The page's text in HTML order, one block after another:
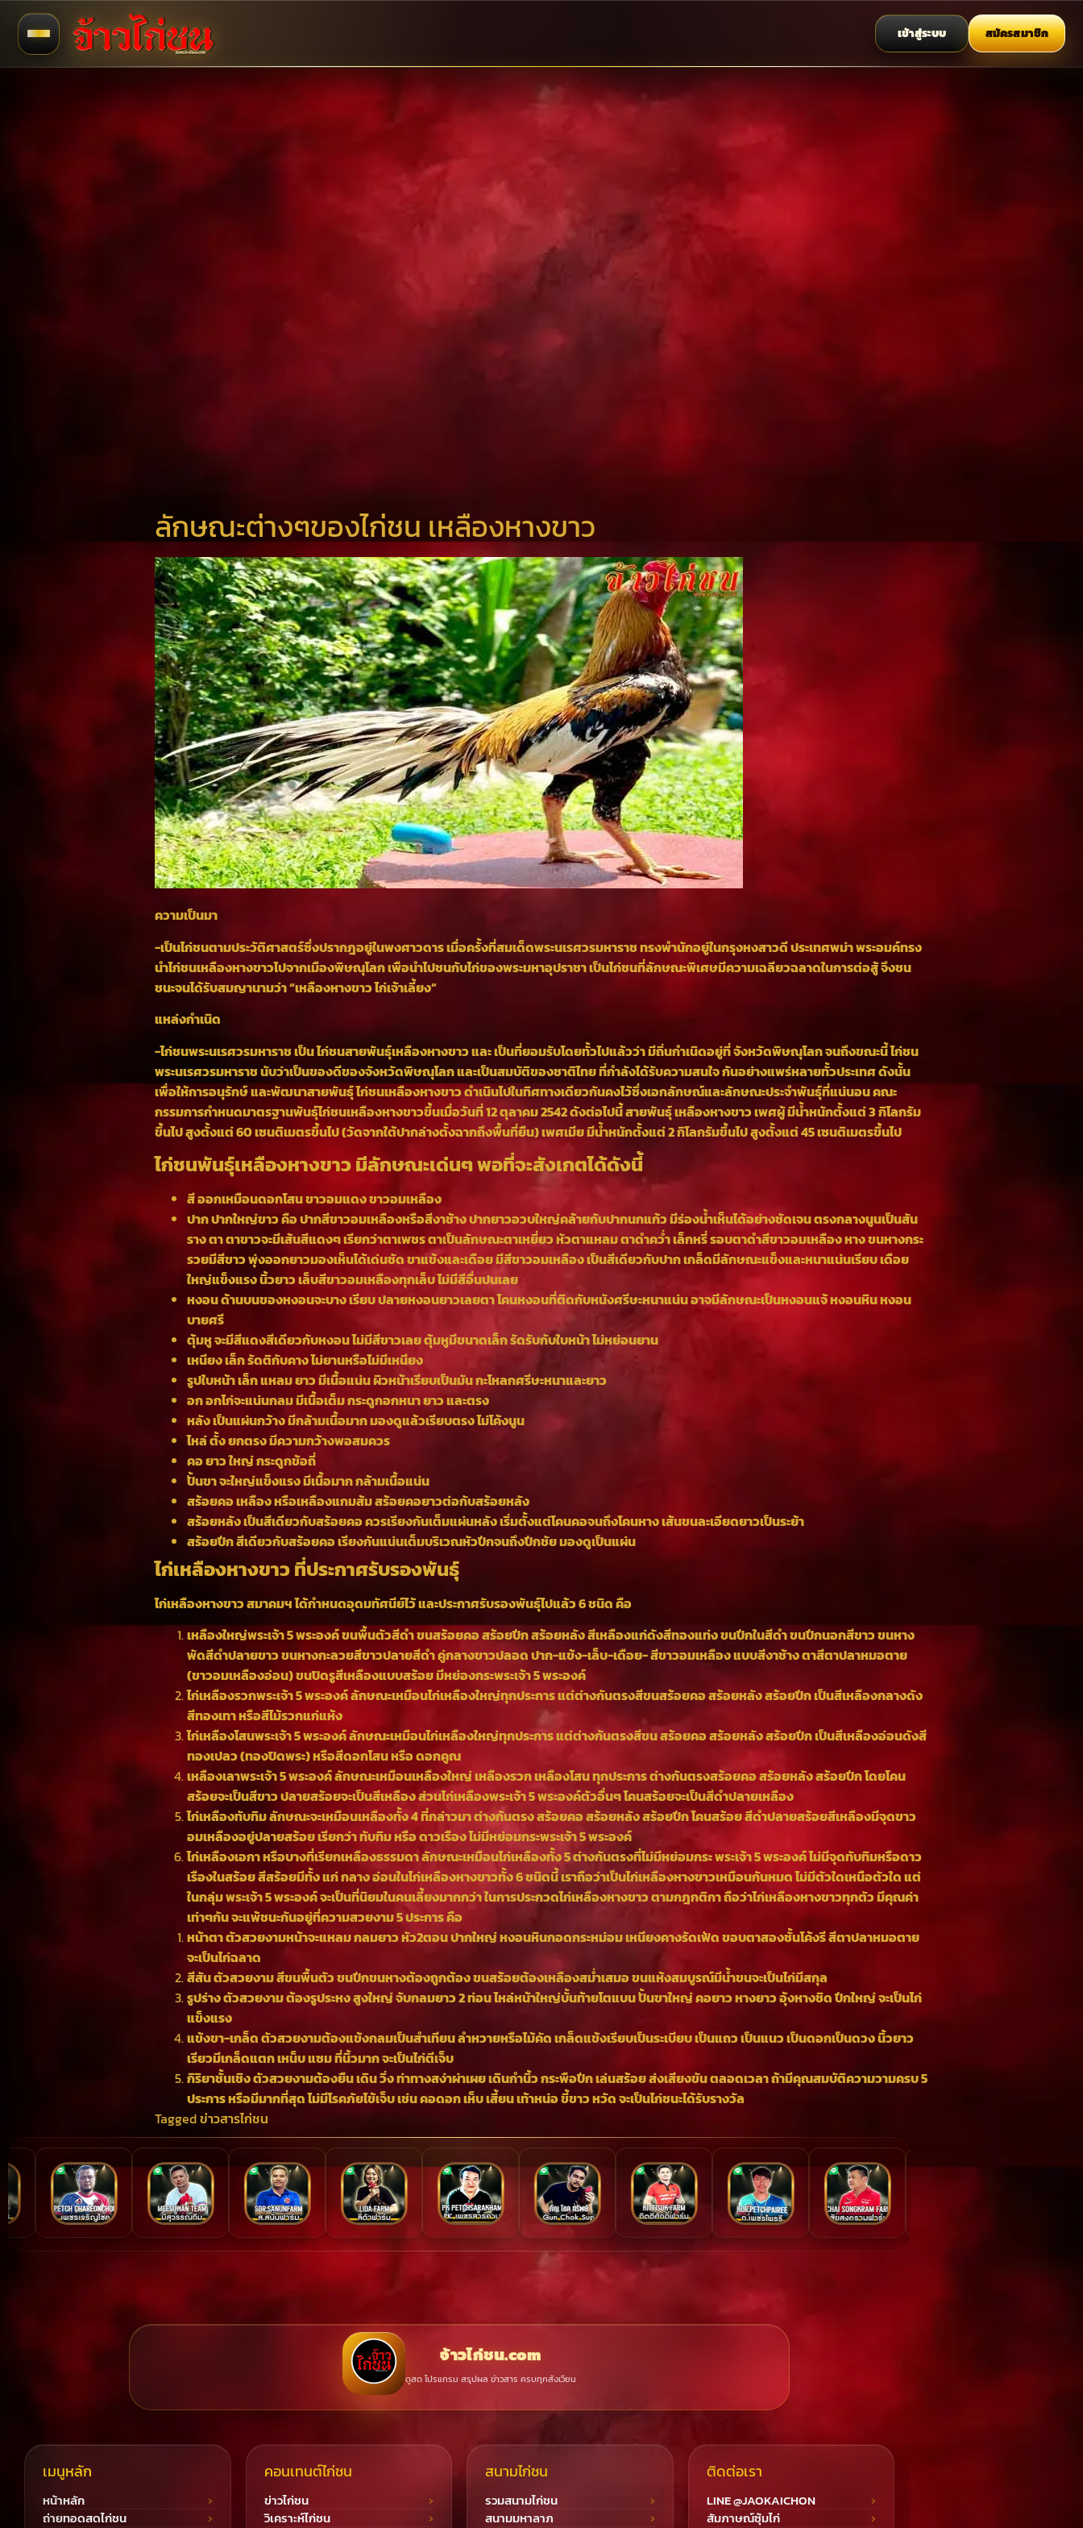
เข้าสู่ระบบ สมัครสมาชิก
ลักษณะต่างๆของไก่ชน เหลืองหางขาว
ความเป็นมา
-เป็นไก่ชนตามประวัติศาสตร์ซึ่งปรากฎอยู่ในพงศาวดาร เมื่อครั้งที่สมเด็ดพระนเรศวรมหาราช ทรงพำนักอยู่ในกรุงหงสาวดี ประเทศพม่า พระอมค์ทรง
นำไก่ชนเหลืองหางขาวไปจากเมืองพิษณุโลก เพือนำไปชนกับไก่ของพระมหาอุปราชา เป็นไก่ชนที่ลักษณะพิเศษมีความเฉลียวฉลาดในการต่อสู้ จึงชน
ชนะจนได้รับสมญานามว่า “เหลืองหางขาว ไก่เจ้าเลี้ยง”
แหล่งกำเนิด
-ไก่ชนพระนเรศวรมหาราช เป็น ไก่ชนสายพันธ์ุเหลืองหางขาว และ เป็นที่ยอมรับโดยทั้วไปแล้วว่า มีถิ่นกำเนิดอยู่ที่ จังหวัดพิษณุโลก จนถึงขณะนี้ ไก่ชน
พระนเรศวรมหาราช นับว่าเป็นของดีของจังหวัดพิษณุโลก และเป็นสมบัติของชาติไทย ที่กำลังได้รับความสนใจ กันอย่างแพร่หลายทั้วประเทศ ดังนั้น
เพื่อให้การอนุรักษ์ และพัฒนาสายพันธ์ุ ไก่ชนเหลืองหางขาว ดำเนินไปในทิศทางเดียวกันคงไว้ซึ่งเอกลักษณ์และลักษณะประจำพันธ์ุที่แน่นอน คณะ
กรรมการกำหนดมาตรฐานพันธ์ุไก่ชนเหลืองหางขาวขึ้นเมื่อวันที่ 12 ตุลาคม 2542 ดังต่อไปนี้ สายพันธ์ุ เหลืองหางขาว เพศผู้ มีน้ำหนักตั้งแต่ 3 กิโลกรัม
ขึ้นไป สูงตั้งแต่ 60 เซนติเมตรขึ้นไป (วัดจากใต้ปากล่างตั้งฉากถึงพื้นที่ยืน) เพศเมีย มีน้ำหนักตั้งแต่ 2 กิโลกรัมขึ้นไป สูงตั้งแต่ 45 เซนติเมตรขึ้นไป
ไก่ชนพันธ์ุเหลืองหางขาว มีลักษณะเด่นๆ พอที่จะสังเกตได้ดังนี้
สี ออกเหมือนดอกโสน ขาวอมแดง ขาวอมเหลือง
ปาก ปากใหญ่ขาว คือ ปากสีขาวอมเหลืองหรือสีงาช้าง ปากยาวอวบใหญ่คล้ายกับปากนกแก้ว มีร่องน้ำเห็นได้อย่างชัดเจน ตรงกลางนูนเป็นสัน
ราง ตา ตาขาวจะมีเส้นสีแดงๆ เรียกว่าตาเพชร ตาเป็นลักษณะตาเหยี่ยว หัวตาแหลม ตาดำคว่ำ เล็กหรี่ รอบตาดำสีขาวอมเหลือง หาง ขนหางกระ
รวยมีสีขาว พุ่งออกยาวมองเห็นได้เด่นชัด ขาแข้งและเดือย มีสีขาวอมเหลือง เป็นสีเดียวกับปาก เกล็ดมีลักษณะแข็งและหนาแน่นเรียบ เดือย
ใหญ่แข็งแรง นิ้วยาว เล็บสีขาวอมเหลืองทุกเล็บ ไม่มีสีอื่นปนเลย
หงอน ด้านบนของหงอนจะบาง เรียบ ปลายหงอนยาวเลยตา โคนหงอนที่ติดกับหนังศรีษะหนาแน่น อาจมีลักษณะเป็นหงอนแจ้ หงอนหิน หงอน
บายศรี
ตุ้มหู จะมีสีแดงสีเดียวกับหงอน ไม่มีสีขาวเลย ตุ้มหูมีขนาดเล็ก รัดรับกับใบหน้า ไม่หย่อนยาน
เหนียง เล็ก รัดติกับคาง ไม่ยานหรือไม่มีเหนียง
รูปใบหน้า เล็ก แหลม ยาว มีเนื้อแน่น ผิวหน้าเรียบเป็นมัน กะโหลกศรีษะหนาและยาว
อก อกไก่จะแน่นกลม มีเนื้อเต็ม กระดูกอกหนา ยาว และตรง
หลัง เป็นแผ่นกว้าง มีกล้ามเนื้อมาก มองดูแล้วเรียบตรง ไม่โค้งนูน
ไหล่ ตั้ง ยกตรง มีความกว้างพอสมควร
คอ ยาว ใหญ่ กระดูกข้อถี่
ปั้นขา จะใหญ่แข็งแรง มีเนื้อมาก กล้ามเนื้อแน่น
สร้อยคอ เหลือง หรือเหลืองแกมส้ม สร้อยคอยาวต่อกับสร้อยหลัง
สร้อยหลัง เป็นสีเดียวกับสร้อยคอ ควรเรียงกันเต็มแผ่นหลัง เริ่มตั้งแต่โคนคอจนถึงโคนหาง เส้นขนละเอียดยาวเป็นระย้า
สร้อยปีก สีเดียวกับสร้อยคอ เรียงกันแน่นเต็มบริเวณหัวปีกจนถึงปีกชัย มองดูเป็นแผ่น
ไก่เหลืองหางขาว ที่ประกาศรับรองพันธ์ุ
ไก่เหลืองหางขาว สมาคมฯ ได้กำหนดอุดมทัศนีย์ไว้ และประกาศรับรองพันธ์ุไปแล้ว 6 ชนิด คือ
เหลืองใหญ่พระเจ้า 5 พระองค์ ขนพื้นตัวสีดำ ขนสร้อยคอ สร้อยปีก สร้อยหลัง สีเหลืองแก่ดังสีทองแท่ง ขนปีกในสีดำ ขนปีกนอกสีขาว ขนหาง
พัดสีดำปลายขาว ขนหางกะลวยสีขาวปลายสีดำ คู่กลางขาวปลอด ปาก-แข้ง-เล็บ-เดือย- สีขาวอมเหลือง แบบสีงาช้าง ตาสีตาปลาหมอตาย
(ขาวอมเหลืองอ่อน) ขนปิดรูสีเหลืองแบบสร้อย มีหย่องกระพระเจ้า 5 พระองค์
ไก่เหลืองรวกพระเจ้า 5 พระองค์ ลักษณะเหมือนไก่เหลืองใหญ่ทุกประการ แต่ต่างกันตรงสีขนสร้อยคอ สร้อยหลัง สร้อยปีก เป็นสีเหลืองกลางดัง
สีทองเทา หรือสีไม้รวกแก่แห้ง
ไก่เหลืองโสนพระเจ้า 5 พระองค์ ลักษณะเหมือนไก่เหลืองใหญ่ทุกประการ แต่ต่างกันตรงสีขน สร้อยคอ สร้อยหลัง สร้อยปีก เป็นสีเหลืองอ่อนดังสี
ทองเปลว (ทองปิดพระ) หรือสีดอกโสน หรือ ดอกคูณ
เหลืองเลาพระเจ้า 5 พระองค์ ลักษณะเหมือนเหลืองใหญ่ เหลืองรวก เหลืองโสน ทุกประการ ต่างกันตรงสร้อยคอ สร้อยหลัง สร้อยปีก โดยโคน
สร้อยจะเป็นสีขาว ปลายสร้อยจะเป็นสีเหลือง ส่วนไก่เหลืองพระเจ้า 5 พระองค์ตัวอื่นๆ โคนสร้อยจะเป็นสีดำปลายเหลือง
ไก่เหลืองทับทิม ลักษณะจะเหมือนเหลืองทั้ง 4 ที่กล่าวมา ต่างกันตรง สร้อยคอ สร้อยหลัง สร้อยปีก โคนสร้อย สีดำปลายสร้อยสีเหลืองมีจุดขาว
อมเหลืองอยู่ปลายสร้อย เรียกว่า ทับทิม หรือ ดาวเรือง ไม่มีหย่อมกระพระเจ้า 5 พระองค์
ไก่เหลืองเอกา หรือบางที่เรียกเหลืองธรรมดา ลักษณะเหมือนไก่เหลืองทั้ง 5 ต่างกันตรงที่ไม่มีหย่อมกระ พระเจ้า 5 พระองค์ ไม่มีจุดทับทิมหรือดาว
เรืองในสร้อย สีสร้อยมีทั้ง แก่ กลาง อ่อนในไก่เหลืองหางขาวทั้ง 6 ชนิดนี้ เราถือว่าเป็นไก่เหลืองหางขาวเหมือนกันหมด ไม่มีตัวใดเหนือตัวใด แต่
ในกลุ่ม พระเจ้า 5 พระองค์ จะเป็นที่นิยมในคนเลี้ยงมากกว่า ในการประกวดไก่เหลืองหางขาว ตามกฎกติกา ถือว่าไก่เหลืองหางขาวทุกตัว มีคุณค่า
เท่าๆกัน จะแพ้ชนะกันอยู่ที่ความสวยงาม 5 ประการ คือ
หน้าตา ตัวสวยงามหน้าจะแหลม กลมยาว หัว2ตอน ปากใหญ่ หงอนหินกอดกระหม่อม เหนียงคางรัดเฟ้ด ขอบตาสองชั้นโค้งรี สีตาปลาหมอตาย
จะเป็นไก่ฉลาด
สีสัน ตัวสวยงาม สีขนพื้นตัว ขนปีกขนหางต้องถูกต้อง ขนสร้อยต้องเหลืองสม่ำเสมอ ขนแห้งสมบูรณ์มีน้ำขนจะเป็นไก่มีสกุล
รูปร่าง ตัวสวยงาม ต้องรูประหง สูงใหญ่ จับกลมยาว 2 ท่อน ไหล่หน้าใหญ่บั้นท้ายโตแบน ปั้นขาใหญ่ คอยาว หางยาว อุ้งหางชิด ปีกใหญ่ จะเป็นไก่
แข็งแรง
แข้งขา-เกล็ด ตัวสวยงามต้องแข้งกลมเป็นสำเทียน ลำหวายหรือไม้คัด เกล็ดแข้งเรียบเป็นระเบียบ เป็นแถว เป็นแนว เป็นดอกเป็นดวง นิ้วยาว
เรียวมีเกล็ดแตก เหน็บ แซม ที่นิ้วมาก จะเป็นไก่ตีเจ็บ
กิริยาชั้นเชิง ตัวสวยงามต้องยืน เดิน วิ่ง ท่าทางสง่าผ่าเผย เดินกำนิ้ว กระพือปีก เล่นสร้อย ส่งเสียงขัน ตลอดเวลา ถ้ามีคุณสมบัติความวามครบ 5
ประการ หรือมีมากที่สุด ไม่มีโรคภัยไข้เจ็บ เช่น คอดอก เห็บ เสี้ยน เท้าหน่อ ขี้ขาว หวัด จะเป็นไก่ชนะได้รับรางวัล
Taggedข่าวสารไก่ชน
จ้าวไก่ชน.com
ดูสด โปรแกรม สรุปผล ข่าวสาร ครบทุกสังเวียน
เมนูหลัก
หน้าหลัก
ถ่ายทอดสดไก่ชน
คอนเทนต์ไก่ชน
ข่าวไก่ชน
วิเคราะห์ไก่ชน
สนามไก่ชน
รวมสนามไก่ชน
สนามมหาลาภ
ติดต่อเรา
LINE @JAOKAICHON
สัมภาษณ์ซุ้มไก่